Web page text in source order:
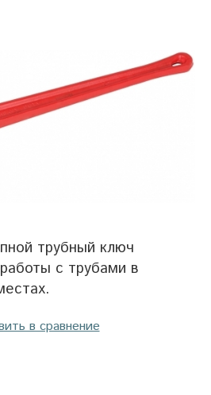
трубный ключ
с трубами в
в сравнение